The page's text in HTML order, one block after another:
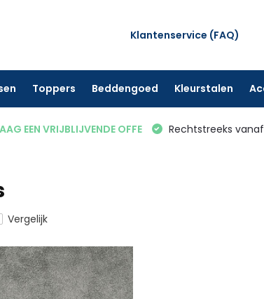
Klantenservice (FAQ)
Toppers Beddengoed Kleurstalen
EEN VRIJBLIJVENDE OFFE Rechtstreeks
Vergelijk